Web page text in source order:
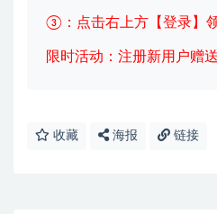
③：点击右上方【登
限时活动：注册新用户赠
收藏 海报 链接